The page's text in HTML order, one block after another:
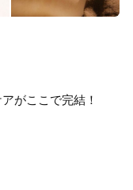
がここで完結！